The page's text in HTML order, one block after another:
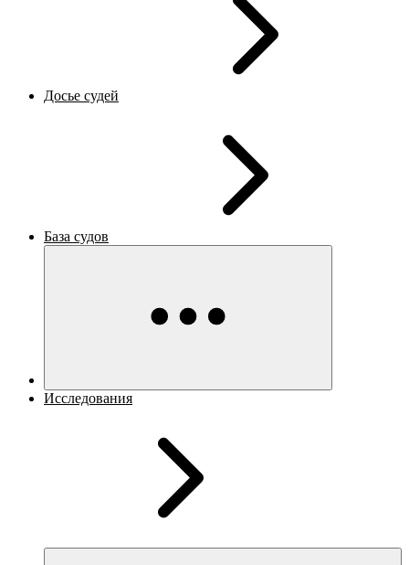
Досье судей
База судов
Исследования